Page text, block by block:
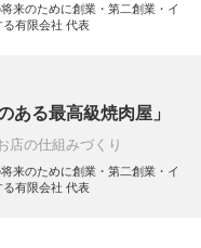
来のために創業・第二創業・イ
る有限会社 代表
る最高級焼肉屋」
店の仕組みづくり
来のために創業・第二創業・イ
る有限会社 代表